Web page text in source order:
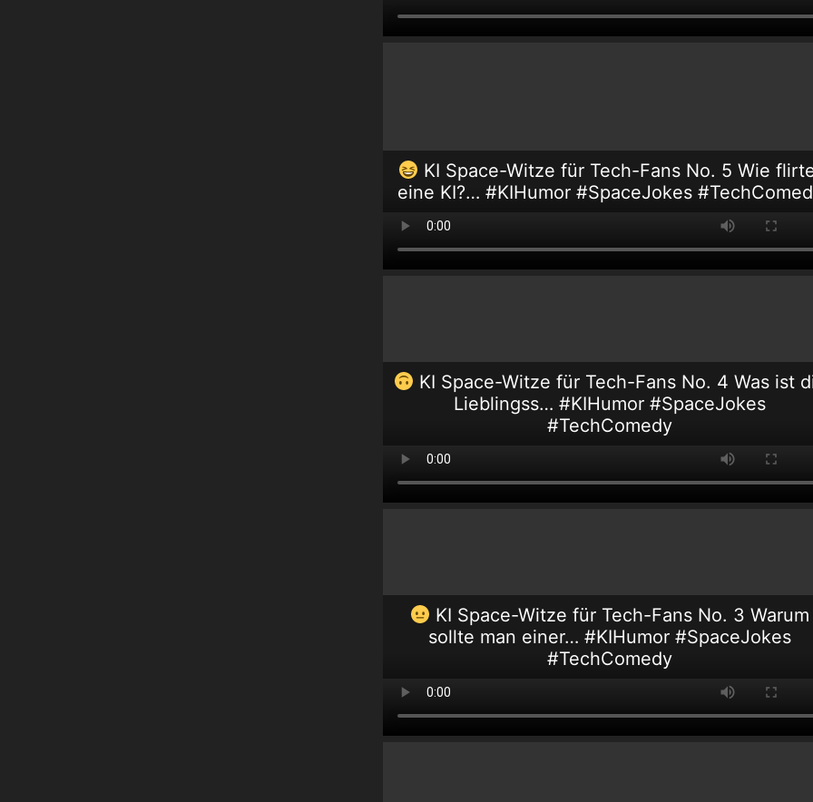
KI Space-Witze für Tech-Fans No. 5 Wie
eine KI?… #KIHumor #SpaceJokes
KI Space-Witze für Tech-Fans No. 4 Was ist
Lieblingss… #KIHumor #SpaceJokes
#TechComedy
KI Space-Witze für Tech-Fans No. 3 Warum
sollte man einer… #KIHumor #SpaceJokes
#TechComedy